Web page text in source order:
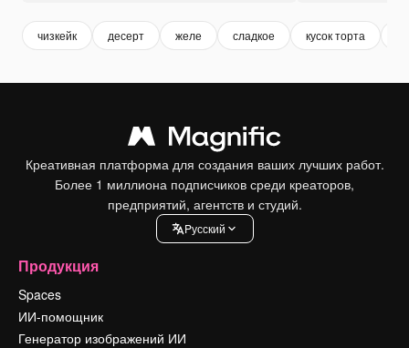
чизкейк десерт желе сладкое кусок торта
Креативная платформа для создания ваших лучших работ.
Более 1 миллиона подписчиков среди креаторов,
предприятий, агентств и студий.
Pусский
Продукция
Spaces
ИИ-помощник
Генератор изображений ИИ